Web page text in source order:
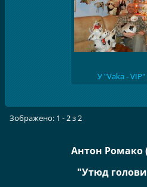
У "Vaka -
Зображено: 1 - 2 з 2
Антон Ромако
"Утюд